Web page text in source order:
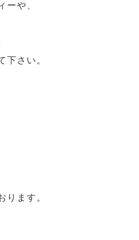
ーや、
下さい。
ります。